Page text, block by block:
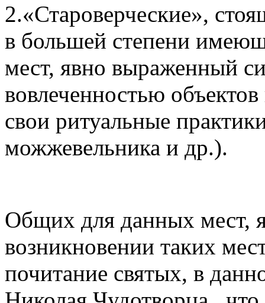
2.«Староверческие»,
в большей степени
мест, явно выраженный
вовлеченностью
свои ритуальные
можжевельника и др.).
Общих для данных мест,
возникновении таких
почитание святых, в